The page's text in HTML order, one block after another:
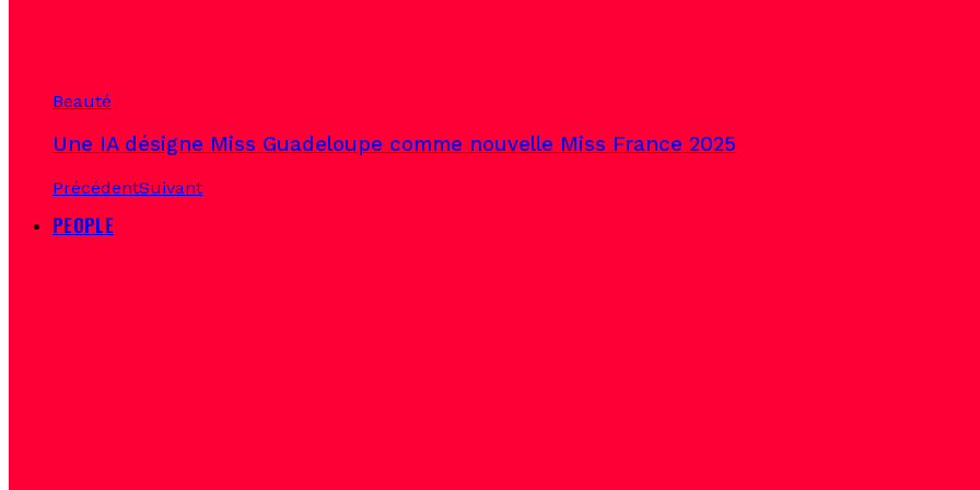
Beauté
Une IA désigne Miss Guadeloupe comme nouvelle Miss France 2025
PrécédentSuivant
PEOPLE